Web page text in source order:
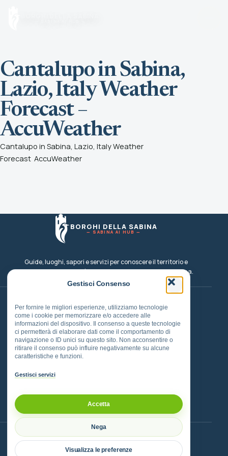
Gestisci Consenso
Per fornire le migliori esperienze, utilizziamo tecnologie
come i cookie per memorizzare e/o accedere alle
informazioni del dispositivo. Il consenso a queste tecnologie
ci permetterà di elaborare dati come il comportamento di
navigazione o ID unici su questo sito. Non acconsentire o
ritirare il consenso può influire negativamente su alcune
caratteristiche e funzioni.
Gestisci servizi
Accetta
Nega
Visualizza le preferenze
Home
Torna alla pagina principale
Borghi
Cerca un borgo o scegli una zona
Sapori
Tradizioni, tavole e produttori
Esperienze
Eventi, cammini, outdoor e pesca
Dove Dormire
Info
Informazioni sul progetto BDS
Cantalupo in Sabina,
Lazio, Italy Weather
Forecast –
AccuWeather
Cantalupo in Sabina, Lazio, Italy Weather
Forecast AccuWeather
BORGHI DELLA SABINA
— SABINA AI HUB —
Guide, luoghi, sapori e servizi per conoscere il territorio e
costruire un viaggio più consapevole nel cuore della Sabina.
Borghi Cammini
Eventi Sapori
PATROCINATO DAL
Comune di Montelibretti